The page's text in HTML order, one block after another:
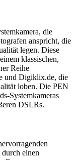
die
anspricht, die
legen. Diese
klassischen,
Reihe
und Digiklix.de, die
loben. Die PEN
Systemkameras
DSLRs.
einen